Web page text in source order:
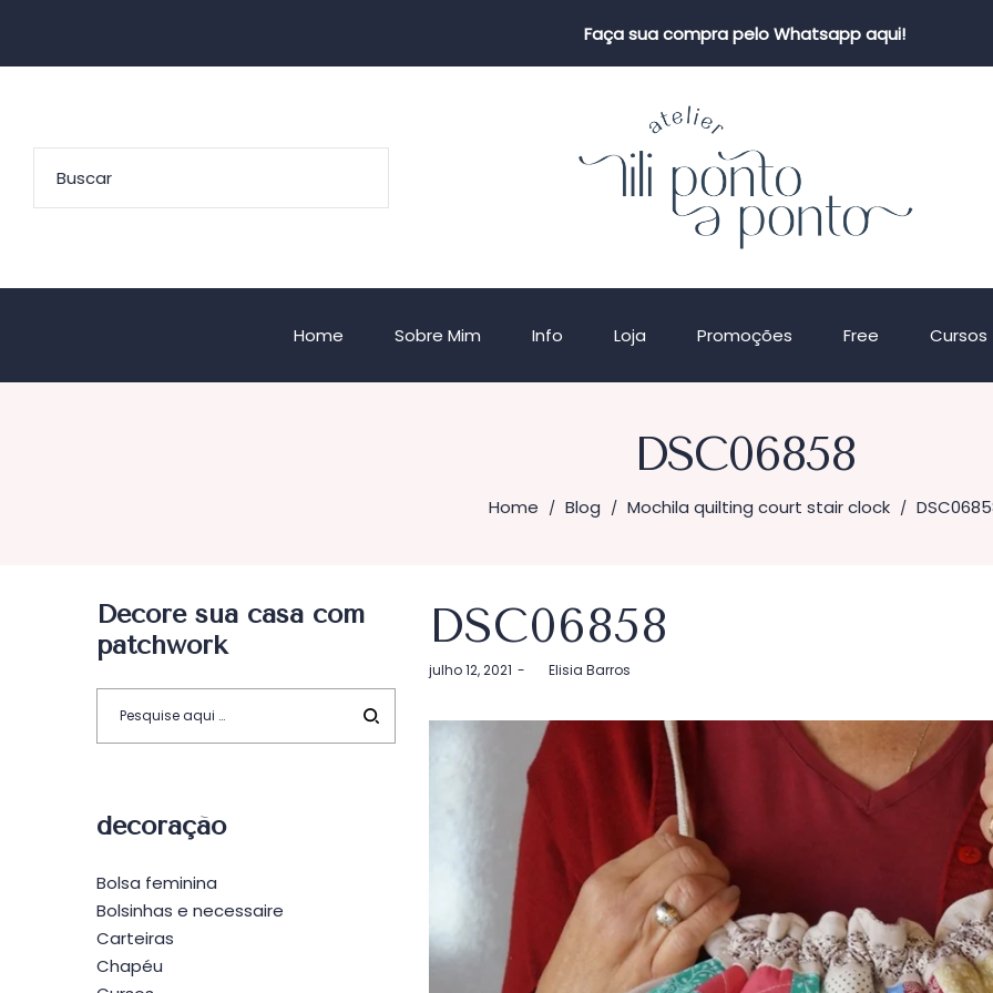
Faça sua compra pelo Whatsapp aqui!
Home Sobre Mim Info Loja Promoções Free Cursos
DSC06858
Home / Blog / Mochila quilting court stair clock /
DSC06858
Postado
julho 12, 2021 byElisia Barros
Decore sua casa com
patchwork
decoração
Bolsa feminina
Bolsinhas e necessaire
Carteiras
Chapéu